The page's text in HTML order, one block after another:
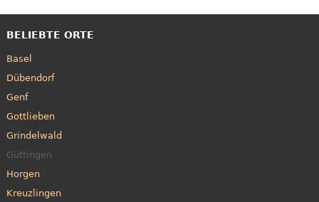
BELIEBTE ORTE
Basel
Dübendorf
Genf
Gottlieben
Grindelwald
Güttingen
Horgen
Kreuzlingen